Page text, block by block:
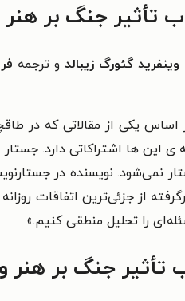
تأثیر جنگ بر هنر
وینفرید گئورگ زیبالد و ترجمه
اساس یکی از مقالاتی که در
این ها اشتراکاتی دارد.
نمی‌شود. نویسنده در
از جزئی‌ترین اتفاقات
را تحلیل منطقی کنیم.»
تأثیر جنگ بر هنر